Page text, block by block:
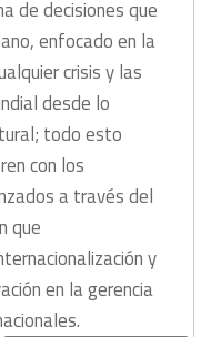
de decisiones que
enfocado en la
crisis y las
desde lo
todo esto
con los
a través del
que
y
en la gerencia